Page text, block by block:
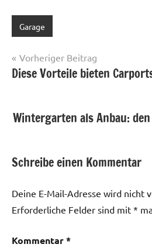
Schlagwörter:
freistehende
Garage
Garage
Beitragsnavigation
Vorheriger Beitrag
Diese Vorteile bieten
Wintergarten als Anbau:
Schreibe einen Kommentar
Deine E-Mail-Adresse wird nicht
Erforderliche Felder sind mit *
Kommentar*